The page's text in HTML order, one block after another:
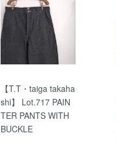
【T.T・taiga takaha
shi】 Lot.717 PAIN
TER PANTS WITH
BUCKLE